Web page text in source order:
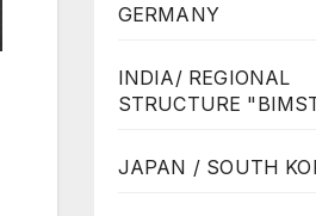
GERMANY
INDIA/ REGIONAL
STRUCTURE
JAPAN / SOUTH